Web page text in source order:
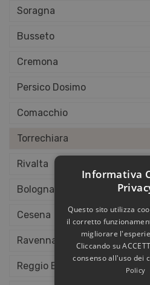
Soragna
Busseto
Cremona
Persico Dosimo
Comacchio
Torrechiara
Rivalta
Bologna
Cesena
Ravenna
Reggio Emilia
Informativa
Questo sito utilizza
il corretto
migliorare
Cliccando su
consenso all'uso dei
Policy